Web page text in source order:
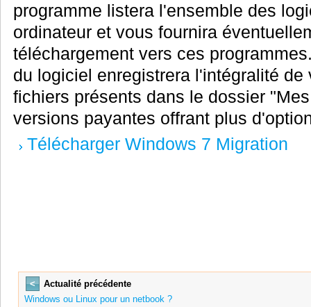
programme listera l'ensemble des
ordinateur et vous fournira
téléchargement vers ces
du logiciel enregistrera l'intégralité
fichiers présents dans le dossier
versions payantes offrant plus
Télécharger Windows 7 Migration
<
Actualité précédente
Windows ou Linux pour un netbook ?